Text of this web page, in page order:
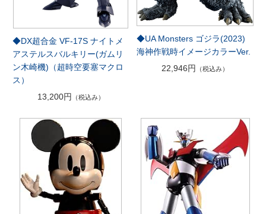
◆DX超合金 VF-17S ナイトメ
アステルスバルキリー(ガムリ
ン木崎機)（超時空要塞マクロ
ス）
13,200円
（税込み）
◆UA Monsters ゴジラ(2023)
海神作戦時イメージカラーVer.
22,946円
（税込み）